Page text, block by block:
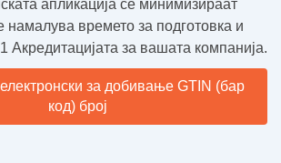
апликација се минимизираат
намалува времето за подготовка и
Акредитацијата за вашата компанија.
за добивање GTIN (бар
код) број